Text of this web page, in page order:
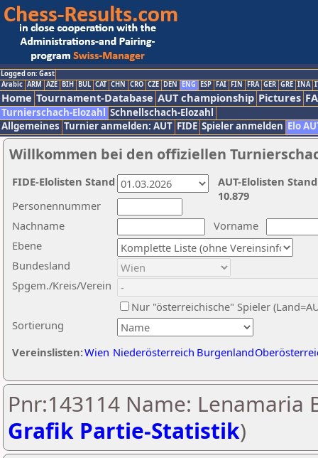
Logged on: Gast
Arabic ARM AZE BIH BUL CAT CHN CRO CZE DEN ENG ESP FAI FIN FRA GER GRE INA
Home Tournament-Database AUT championship Pictures
Turnierschach-Elozahl Schnellschach-Elozahl
Allgemeines Turnier anmelden: AUT FIDE Spieler anmelden Elo
Willkommen bei den offiziellen
Nachname
Vorname
Ebene
Sortierung
Personennummer
Bundesland
Spgem./Kreis/Verein
Nur "österreichische" Spieler
Vereinslisten:Wien Niederösterreich Burgenland
AUT-Elolisten
10.879
FIDE-Elolisten Stand
Pnr:143114 Name: Lenamaria
Grafik Partie-Statistik)